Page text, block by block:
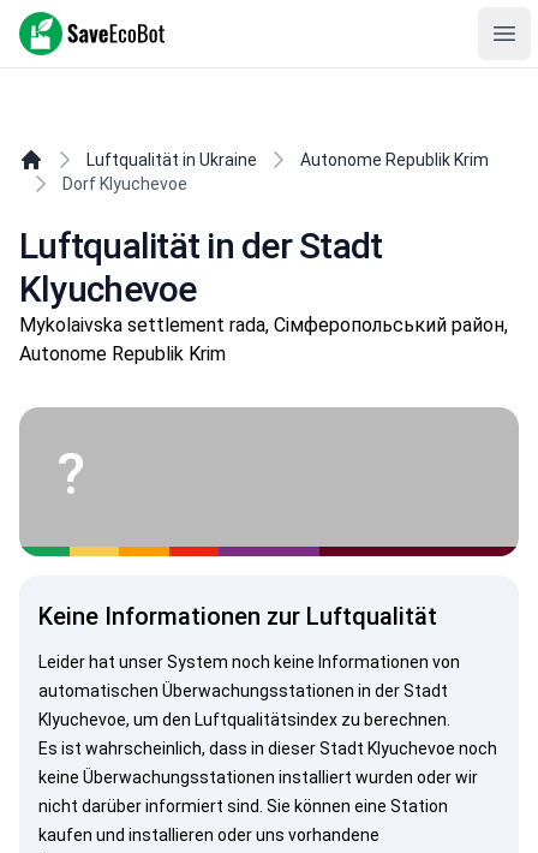
SaveEcoBot
Luftqualität in Ukraine
Autonome Republik Krim
Dorf Klyuchevoe
Luftqualität in der Stadt
Klyuchevoe
Mykolaivska settlement rada, Сімферопольський район,
Autonome Republik Krim
?
Keine Informationen zur Luftqualität
Leider hat unser System noch keine Informationen von
automatischen Überwachungsstationen in der Stadt
Klyuchevoe, um den Luftqualitätsindex zu berechnen.
Es ist wahrscheinlich, dass in dieser Stadt Klyuchevoe noch
keine Überwachungsstationen installiert wurden oder wir
nicht darüber informiert sind. Sie können eine Station
kaufen und installieren oder uns vorhandene